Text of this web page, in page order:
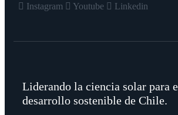
Instagram Youtube Linkedin
Liderando la ciencia solar para
desarrollo sostenible de Chile.